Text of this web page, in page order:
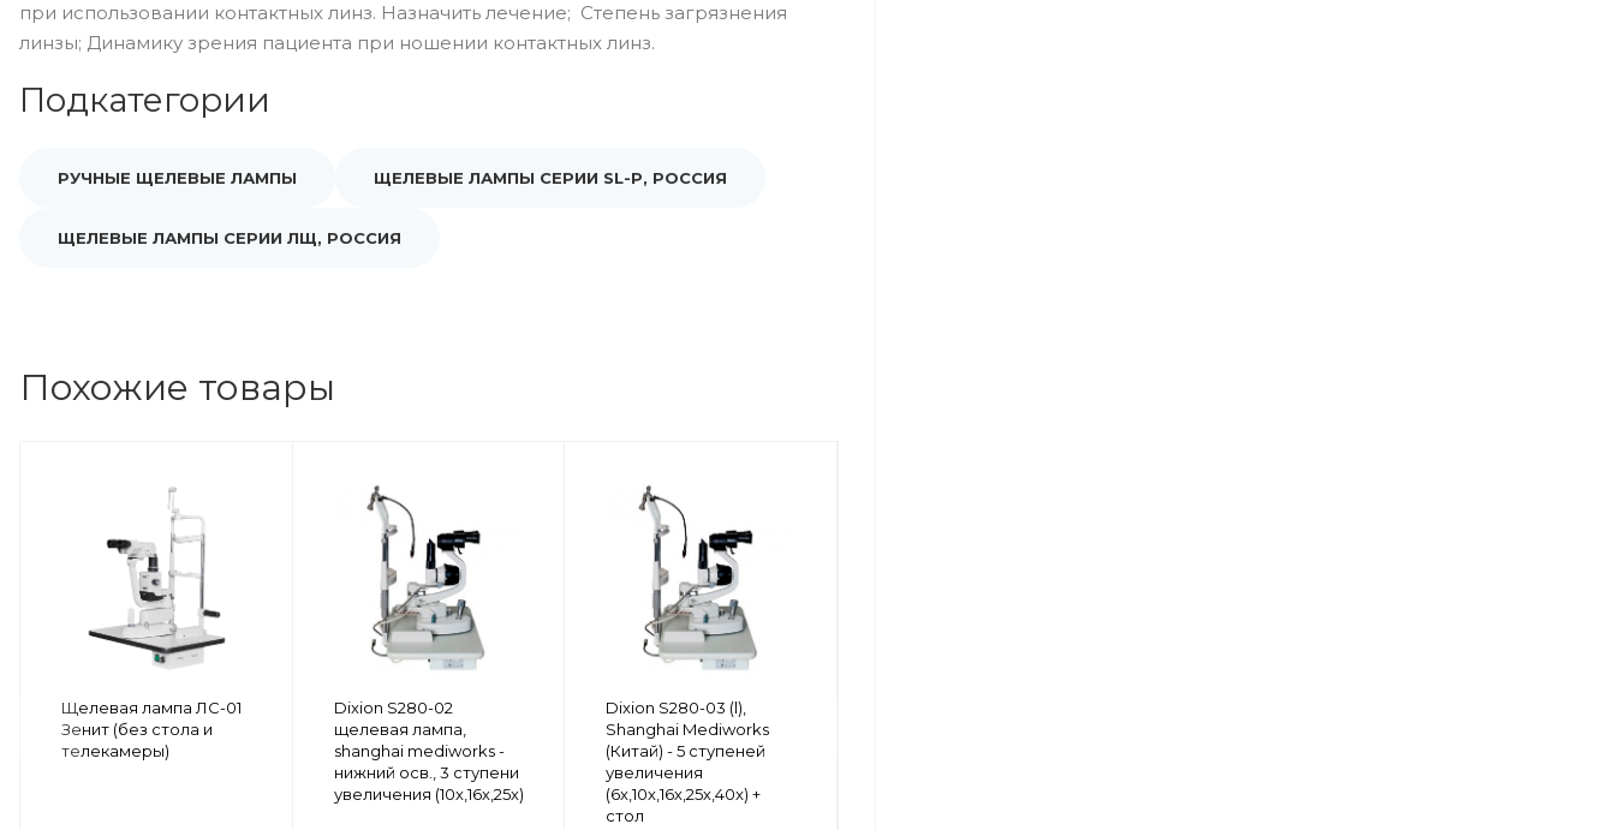
при использовании контактных линз. Назначить лечение; Степень загрязнения
линзы; Динамику зрения пациента при ношении контактных линз.
Подкатегории
РУЧНЫЕ ЩЕЛЕВЫЕ ЛАМПЫ ЩЕЛЕВЫЕ ЛАМПЫ СЕРИИ SL-P, РОССИЯ
ЩЕЛЕВЫЕ ЛАМПЫ СЕРИИ ЛЩ, РОССИЯ
Похожие товары
Щелевая лампа ЛС-01
Зенит (без стола и
телекамеры)
Dixion S280-02
щелевая лампа,
shanghai mediworks -
нижний осв., 3 ступени
увеличения (10х,16х,25х)
Dixion S280-03 (l),
Shanghai Mediworks
(Китай) - 5 ступеней
увеличения
(6x,10х,16х,25х,40x) +
стол